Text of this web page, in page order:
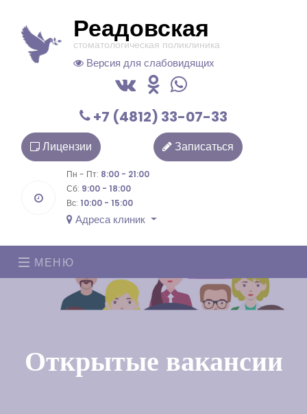
Реадовская
стоматологическая поликлиника
Версия для слабовидящих
+7 (4812) 33-07-33
Лицензии Записаться
Пн - Пт: 8:00 - 21:00
Сб: 9:00 - 18:00
Вс: 10:00 - 15:00
Адреса клиник
МЕНЮ
Открытые вакансии